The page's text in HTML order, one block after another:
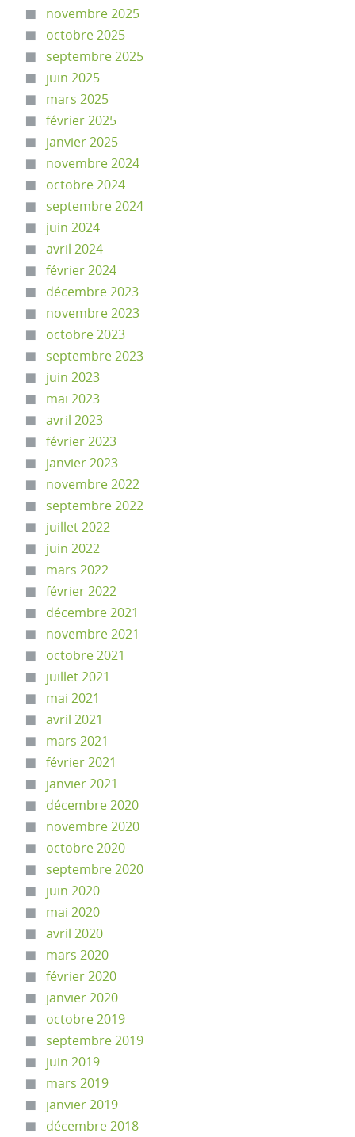
novembre 2025
octobre 2025
septembre 2025
juin 2025
mars 2025
février 2025
janvier 2025
novembre 2024
octobre 2024
septembre 2024
juin 2024
avril 2024
février 2024
décembre 2023
novembre 2023
octobre 2023
septembre 2023
juin 2023
mai 2023
avril 2023
février 2023
janvier 2023
novembre 2022
septembre 2022
juillet 2022
juin 2022
mars 2022
février 2022
décembre 2021
novembre 2021
octobre 2021
juillet 2021
mai 2021
avril 2021
mars 2021
février 2021
janvier 2021
décembre 2020
novembre 2020
octobre 2020
septembre 2020
juin 2020
mai 2020
avril 2020
mars 2020
février 2020
janvier 2020
octobre 2019
septembre 2019
juin 2019
mars 2019
janvier 2019
décembre 2018